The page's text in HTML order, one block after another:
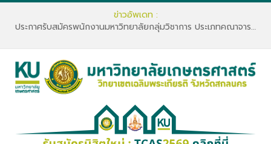
ข่าวอัพเดท :
ประกาศรับสมัครพนักงานมหาวิทยาลัยกลุ่มวิชาการ ประเภทคณาจารย์ประจำ คณะทรัพยากรธรรมชาติและอุตสาหกรรมเกษตร สังกัดภาควิชาเกษตรและทรัพยากร